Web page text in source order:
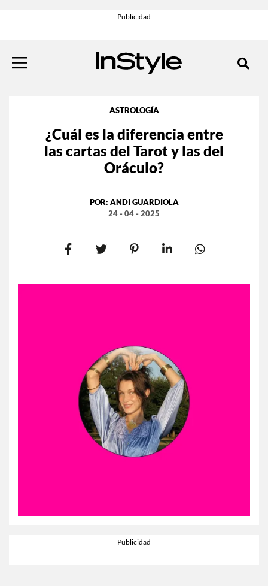
ASTROLOGÍA
¿Cuál es la diferencia entre
las cartas del Tarot y las del
Oráculo?
POR: ANDI GUARDIOLA
24 - 04 - 2025